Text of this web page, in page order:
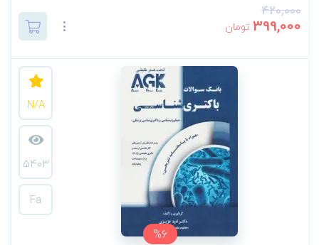
420,000
399,000 تومان
%6
N/A
5403
Fa